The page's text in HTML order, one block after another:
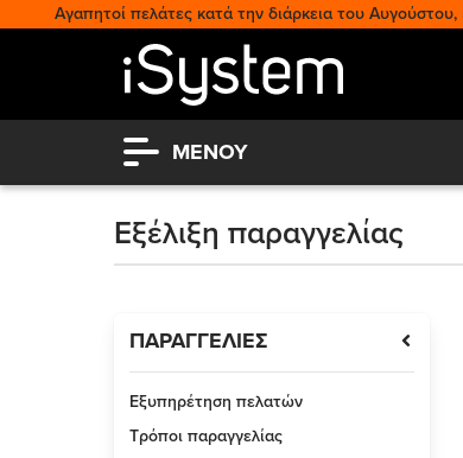
Αγαπητοί πελάτες κατά την διάρκεια του
ΜΕΝΟΥ
Εξέλιξη παραγγελίας
ΠΑΡΑΓΓΕΛΙΕΣ
Εξυπηρέτηση πελατών
Τρόποι παραγγελίας